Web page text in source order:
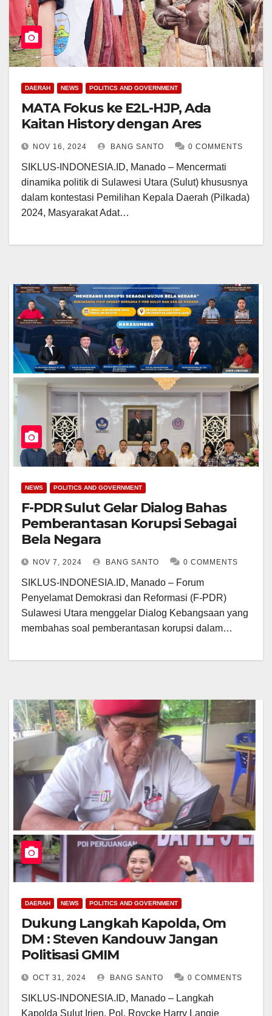
DAERAH NEWS POLITICS AND GOVERNMENT
MATA Fokus ke E2L-HJP, Ada
Kaitan History dengan Ares
NOV 16, 2024 BANG SANTO 0 COMMENTS
SIKLUS-INDONESIA.ID, Manado – Mencermati
dinamika politik di Sulawesi Utara (Sulut) khususnya
dalam kontestasi Pemilihan Kepala Daerah (Pilkada)
2024, Masyarakat Adat…
NEWS POLITICS AND GOVERNMENT
F-PDR Sulut Gelar Dialog Bahas
Pemberantasan Korupsi Sebagai
Bela Negara
NOV 7, 2024 BANG SANTO 0 COMMENTS
SIKLUS-INDONESIA.ID, Manado – Forum
Penyelamat Demokrasi dan Reformasi (F-PDR)
Sulawesi Utara menggelar Dialog Kebangsaan yang
membahas soal pemberantasan korupsi dalam…
DAERAH NEWS POLITICS AND GOVERNMENT
Dukung Langkah Kapolda, Om
DM : Steven Kandouw Jangan
Politisasi GMIM
OCT 31, 2024 BANG SANTO 0 COMMENTS
SIKLUS-INDONESIA.ID, Manado – Langkah
Kapolda Sulut Irjen. Pol. Roycke Harry Langie